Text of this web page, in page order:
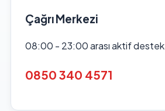
Çağrı Merkezi
08:00 - 23:00 arası aktif destek
0850 340 4571